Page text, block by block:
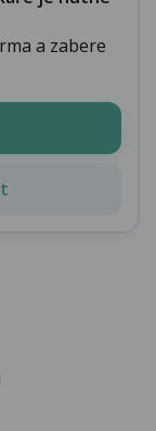
a zabere